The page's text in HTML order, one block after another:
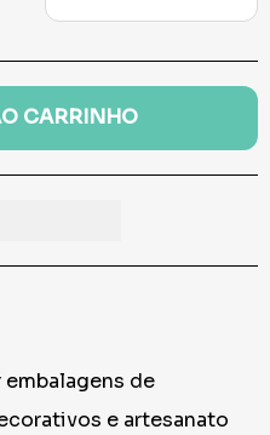
CARRINHO
de
e artesanato